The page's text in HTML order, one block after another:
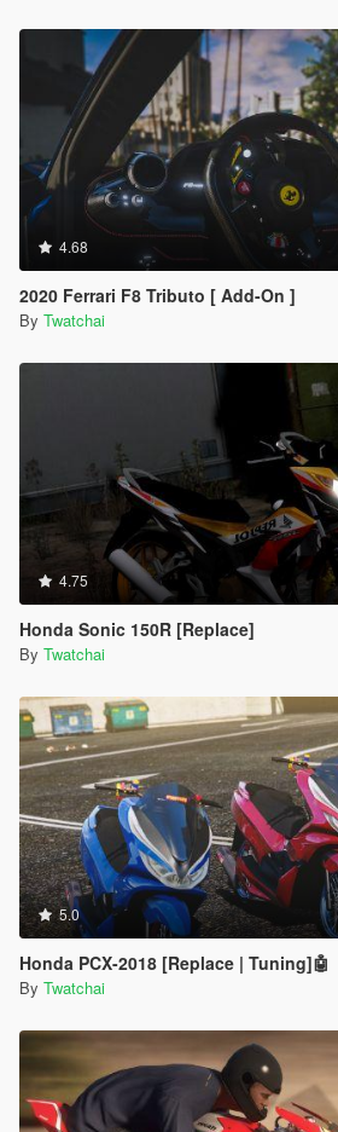
4.68
2020 Ferrari F8 Tributo [ Add-On ]
By Twatchai
4.75
Honda Sonic 150R [Replace]
By Twatchai
5.0
Honda PCX-2018 [Replace | Tuning]🤖
By Twatchai